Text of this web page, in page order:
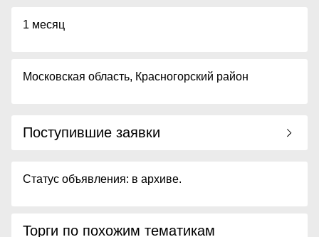
1 месяц
Московская область, Красногорский район
Поступившие заявки
Статус объявления: в архиве.
Торги по похожим тематикам